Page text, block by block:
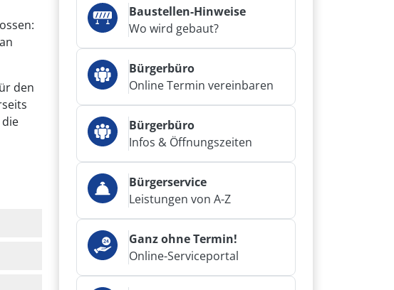
den
Baustellen-Hinweise
Wo wird gebaut?
Bürgerbüro
Online Termin vereinbaren
Bürgerbüro
Infos & Öffnungszeiten
Bürgerservice
Leistungen von A-Z
Ganz ohne Termin!
Online-Serviceportal